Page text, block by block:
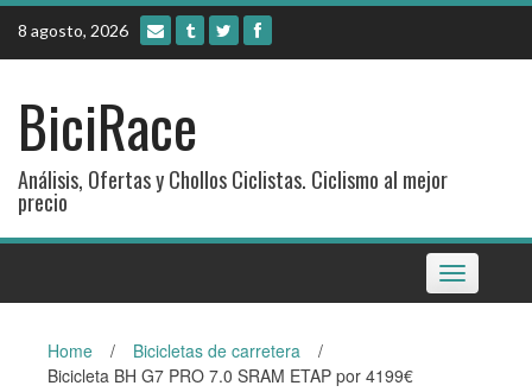
Skip
content
8 agosto, 2026
BiciRace
Análisis, Ofertas y Chollos Ciclistas. Ciclismo al mejor
precio
Toggle
navigation
Home / Bicicletas de carretera
/
Bicicleta BH G7 PRO 7.0 SRAM ETAP por 4199€